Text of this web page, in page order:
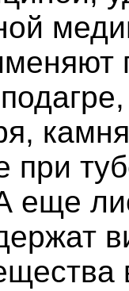
при
еще